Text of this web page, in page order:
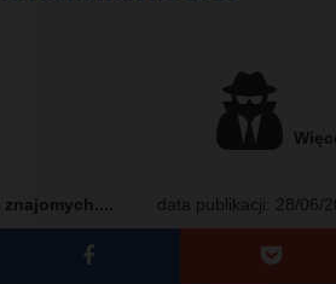
data publikacji: 28/06/